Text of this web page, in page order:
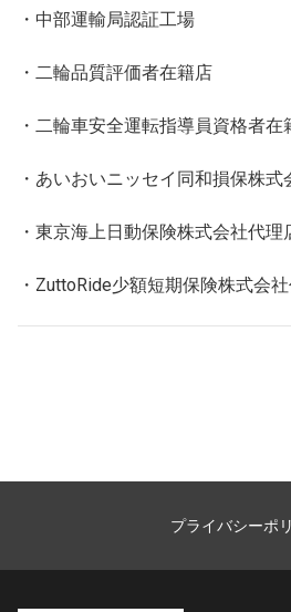
・中部運輸局認証工場
・二輪品質評価者在籍店
・二輪車安全運転指導員資格者在
・あいおいニッセイ同和損保株式
・東京海上日動保険株式会社代理
・ZuttoRide少額短期保険株式会
プライバシーポ